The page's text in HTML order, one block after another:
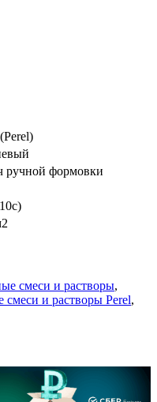
ручной формовки
смеси и растворы,
смеси и растворы Perel,